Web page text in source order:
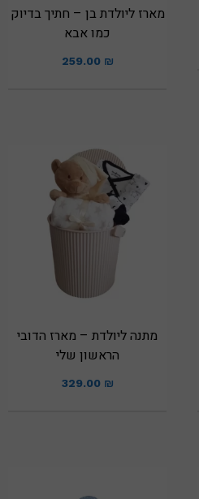
מארז ליולדת בן – חתיך בדיוק
כמו אבא
259.00 ₪
מתנה ליולדת – מארז הדובי
הראשון שלי
329.00 ₪